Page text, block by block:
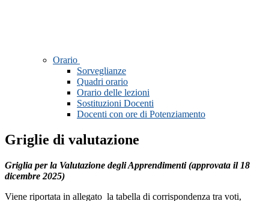
Orario
Sorveglianze
Quadri orario
Orario delle lezioni
Sostituzioni Docenti
Docenti con ore di Potenziamento
Griglie di valutazione
Griglia per la Valutazione degli Apprendimenti (approvata il 18
dicembre 2025)
Viene riportata in allegato la tabella di corrispondenza tra voti,